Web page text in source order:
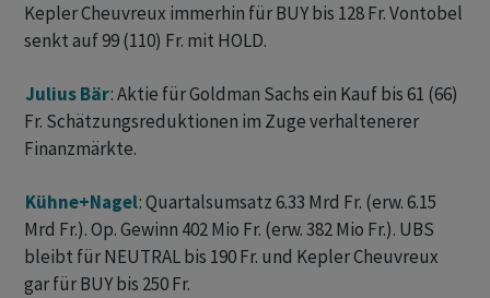
Kepler Cheuvreux immerhin für BUY bis 128 Fr. Vontobel
senkt auf 99 (110) Fr. mit HOLD.
Julius Bär: Aktie für Goldman Sachs ein Kauf bis 61 (66)
Fr. Schätzungsreduktionen im Zuge verhaltenerer
Finanzmärkte.
Kühne+Nagel: Quartalsumsatz 6.33 Mrd Fr. (erw. 6.15
Mrd Fr.). Op. Gewinn 402 Mio Fr. (erw. 382 Mio Fr.). UBS
bleibt für NEUTRAL bis 190 Fr. und Kepler Cheuvreux
gar für BUY bis 250 Fr.